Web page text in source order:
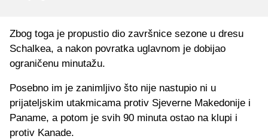
Zbog toga je propustio dio završnice sezone u dresu
Schalkea, a nakon povratka uglavnom je dobijao
ograničenu minutažu.
Posebno im je zanimljivo što nije nastupio ni u
prijateljskim utakmicama protiv Sjeverne Makedonije i
Paname, a potom je svih 90 minuta ostao na klupi i
protiv Kanade.